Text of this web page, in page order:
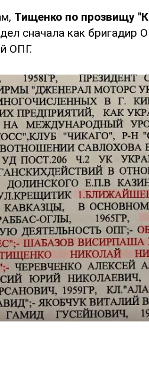
Тищенко по прозвищу
сначала как бригадир
ОПГ.